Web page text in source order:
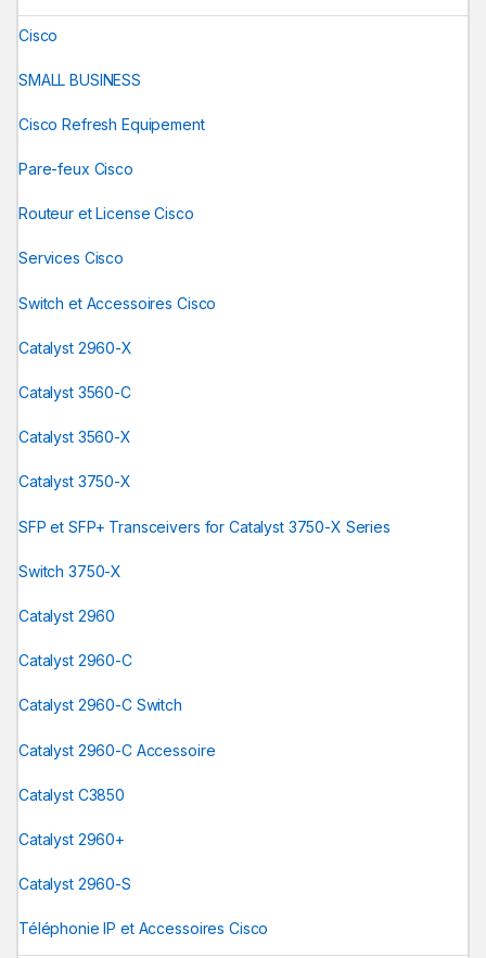
Cisco
SMALL BUSINESS
Cisco Refresh Equipement
Pare-feux Cisco
Routeur et License Cisco
Services Cisco
Switch et Accessoires Cisco
Catalyst 2960-X
Catalyst 3560-C
Catalyst 3560-X
Catalyst 3750-X
SFP et SFP+ Transceivers for Catalyst 3750-X Series
Switch 3750-X
Catalyst 2960
Catalyst 2960-C
Catalyst 2960-C Switch
Catalyst 2960-C Accessoire
Catalyst C3850
Catalyst 2960+
Catalyst 2960-S
Téléphonie IP et Accessoires Cisco